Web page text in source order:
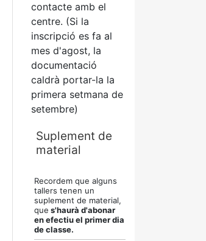
contacte amb el
centre. (Si la
inscripció es fa al
mes d'agost, la
documentació
caldrà portar-la la
primera setmana de
setembre)
Suplement de
material
Recordem que alguns
tallers tenen un
suplement de material,
que s'haurà d'abonar
en efectiu el primer dia
de classe.